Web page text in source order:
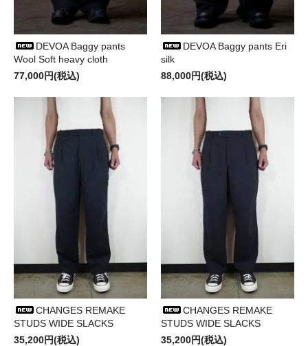
DEVOA Baggy pants
Wool Soft heavy cloth
77,000円(税込)
DEVOA Baggy pants Eri
silk
88,000円(税込)
CHANGES REMAKE
STUDS WIDE SLACKS
35,200円(税込)
CHANGES REMAKE
STUDS WIDE SLACKS
35,200円(税込)